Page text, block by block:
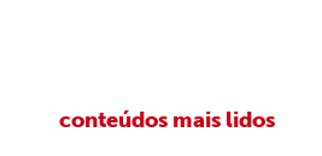
conteúdos mais lidos